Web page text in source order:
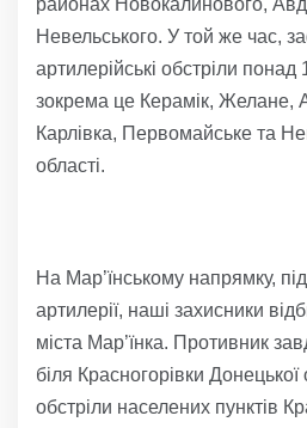
районах Новокалинового,
Невельського. У той же час,
артилерійські обстріли понад
зокрема це Керамік, Желане,
Карлівка, Первомайське та
області.
На Мар’їнському напрямку,
артилерії, наші захисники
міста Мар’їнка. Противник
біля Красногорівки Донецької
обстріли населених пунктів